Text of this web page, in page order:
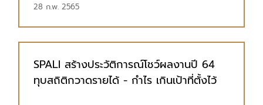
28 ก.พ. 2565
SPALI สร้างประวัติการณ์โชว์ผลงานปี 64
ทุบสถิติกวาดรายได้ - กำไร เกินเป้าที่ตั้งไว้